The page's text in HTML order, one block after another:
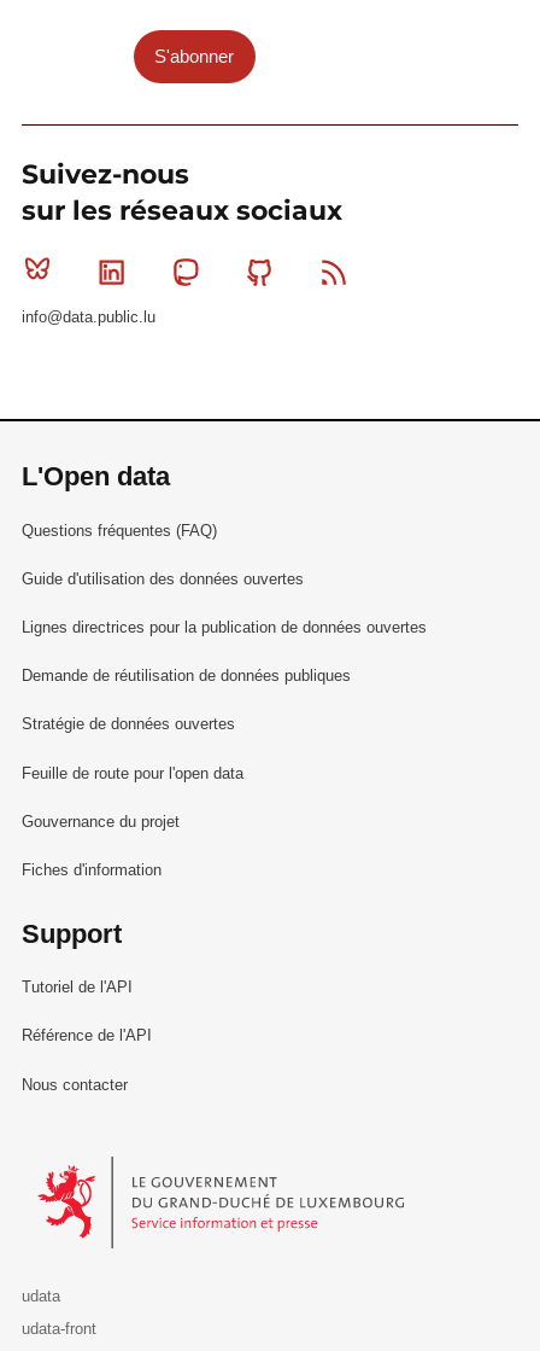
S'abonner
Suivez-nous
sur les réseaux sociaux
Bluesky Linkedin MastodonGithub
info@data.public.lu
L'Open data
Questions fréquentes (FAQ)
Guide d'utilisation des données ouvertes
Lignes directrices pour la publication de données ouvertes
Demande de réutilisation de données publiques
Stratégie de données ouvertes
Feuille de route pour l'open data
Gouvernance du projet
Fiches d'information
Support
Tutoriel de l'API
Référence de l'API
Nous contacter
Le Gouvernement du Grand-Duché de Luxembourg - Service
udata
udata-front